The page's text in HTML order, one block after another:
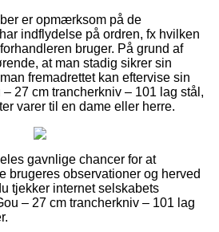
er opmærksom på de
indflydelse på ordren, fx hvilken
bruger. På grund af
at man stadig sikrer sin
fremadrettet kan eftervise sin
27 cm trancherkniv – 101 lag stål,
varer til en dame eller herre.
gavnlige chancer for at
brugeres observationer og herved
tjekker internet selskabets
– 27 cm trancherkniv – 101 lag